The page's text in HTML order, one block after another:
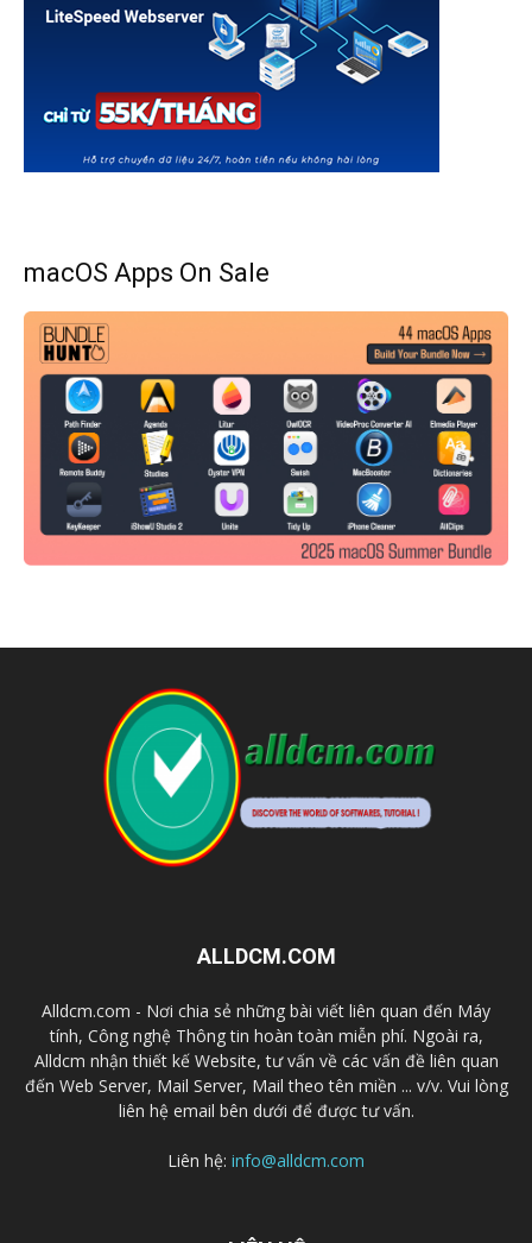
macOS Apps On Sale
ALLDCM.COM
Alldcm.com - Nơi chia sẻ những bài viết liên quan đến Máy
tính, Công nghệ Thông tin hoàn toàn miễn phí. Ngoài ra,
Alldcm nhận thiết kế Website, tư vấn về các vấn đề liên quan
đến Web Server, Mail Server, Mail theo tên miền ... v/v. Vui lòng
liên hệ email bên dưới để được tư vấn.
Liên hệ: info@alldcm.com